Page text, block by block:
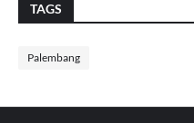
TAGS
Palembang